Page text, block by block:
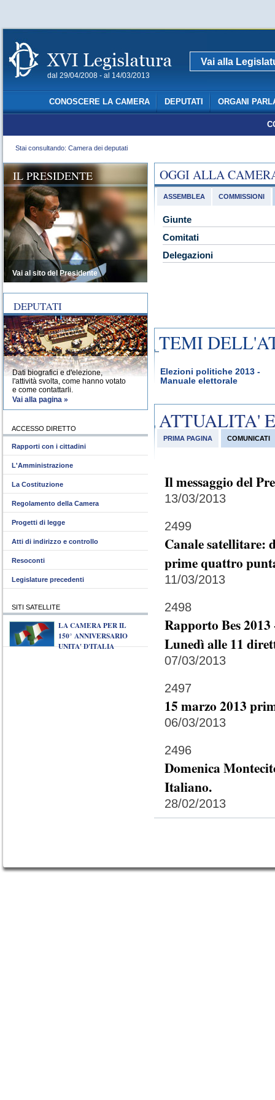
dal 29/04/2008 - al 14/03/2013
Vai alla
CONOSCERE LA CAMERA DEPUTATI ORGANI
Stai consultando: Camera dei deputati
OGGI ALLA
ASSEMBLEA COMMISSIONI
Giunte
Comitati
Delegazioni
TEMI
Elezioni politiche 2013 -
Manuale elettorale
ATTUALITA'
PRIMA PAGINA COMUNICATI
Il messaggio del
13/03/2013
2499
Canale satellitare:
prime quattro
11/03/2013
2498
Rapporto Bes 2013
Lunedì alle 11
07/03/2013
2497
15 marzo 2013
06/03/2013
2496
Domenica
Italiano.
28/02/2013
IL PRESIDENTE
Vai al sito del Presidente
DEPUTATI
Dati biografici e d'elezione,
l'attività svolta, come hanno votato
e come contattarli.
Vai alla pagina »
ACCESSO DIRETTO
Rapporti con i cittadini
L'Amministrazione
La Costituzione
Regolamento della Camera
Progetti di legge
Atti di indirizzo e controllo
Resoconti
Legislature precedenti
SITI SATELLITE
LA CAMERA PER IL
150° ANNIVERSARIO
UNITA' D'ITALIA